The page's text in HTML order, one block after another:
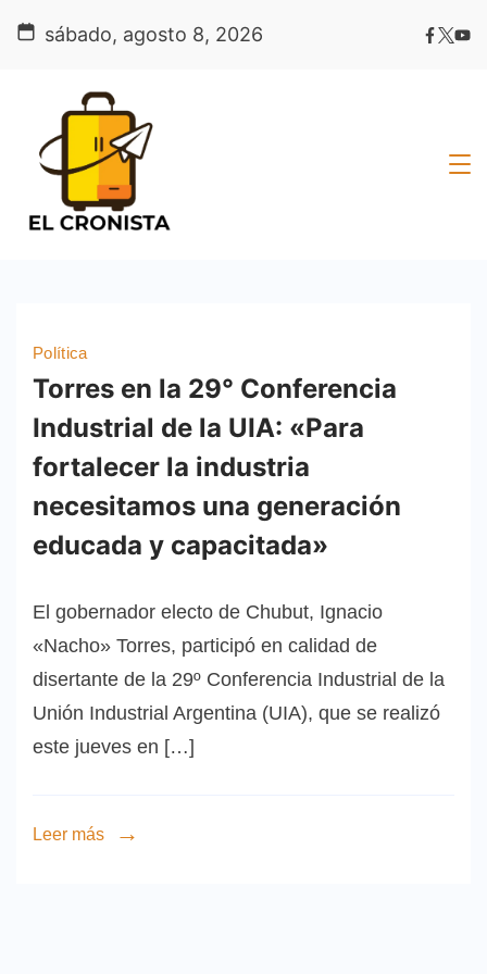
sábado, agosto 8, 2026
Política
Torres en la 29° Conferencia
Industrial de la UIA: «Para
fortalecer la industria
necesitamos una generación
educada y capacitada»
El gobernador electo de Chubut, Ignacio
«Nacho» Torres, participó en calidad de
disertante de la 29º Conferencia Industrial de la
Unión Industrial Argentina (UIA), que se realizó
este jueves en […]
Leer más